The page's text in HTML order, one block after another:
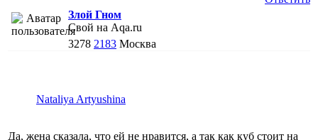
Злой Гном
Свой на Aqa.ru
3278 2183 Москва
Nataliya Artyushina
Да, жена сказала, что ей не нравится, а так как куб стоит на